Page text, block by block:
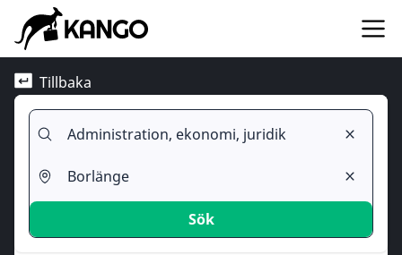
Tillbaka
Sök